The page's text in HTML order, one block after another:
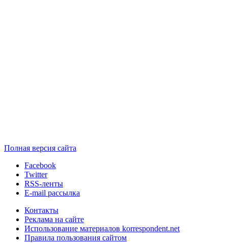
Полная версия сайта
Facebook
Twitter
RSS-ленты
E-mail рассылка
Контакты
Реклама на сайте
Использование материалов korrespondent.net
Правила пользования сайтом